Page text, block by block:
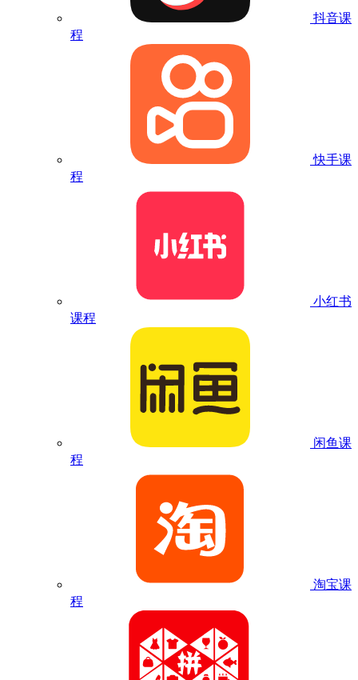
抖音课
程
快手课
程
小红书
课程
闲鱼课
程
淘宝课
程